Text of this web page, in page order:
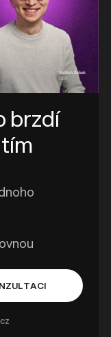
brzdí